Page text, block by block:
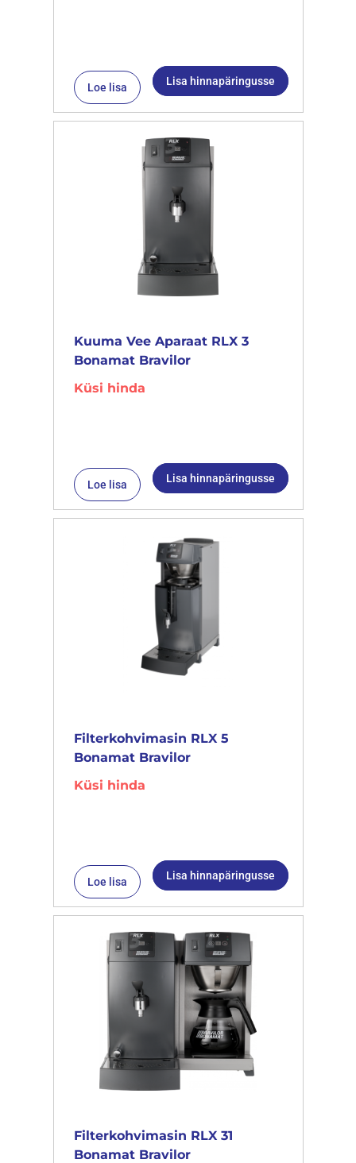
Loe lisa Lisa hinnapäringusse
Kuuma Vee Aparaat RLX 3
Bonamat Bravilor
Küsi hinda
Loe lisa Lisa hinnapäringusse
Filterkohvimasin RLX 5
Bonamat Bravilor
Küsi hinda
Loe lisa Lisa hinnapäringusse
Filterkohvimasin RLX 31
Bonamat Bravilor